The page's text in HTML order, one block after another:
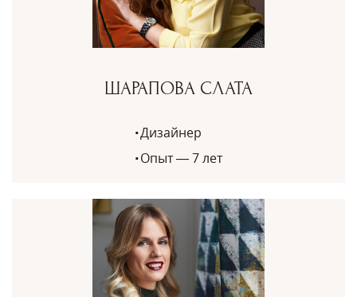
ШАРАПОВА СЛАТА
Дизайнер
Опыт — 7 лет